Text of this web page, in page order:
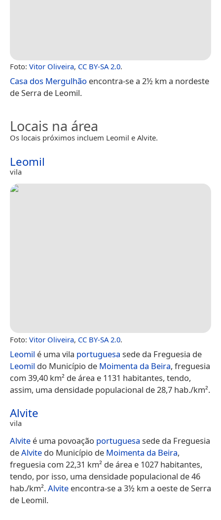
Foto: Vitor Oliveira, CC BY-SA 2.0.
Casa dos Mergulhão encontra-se a 2½ km a nordeste
de Serra de Leomil.
Locais na área
Os locais próximos incluem Leomil e Alvite.
Leomil
vila
Foto: Vitor Oliveira, CC BY-SA 2.0.
Leomil é uma vila portuguesa sede da Freguesia de
Leomil do Município de Moimenta da Beira, freguesia
com 39,40 km² de área e 1131 habitantes, tendo,
assim, uma densidade populacional de 28,7 hab./km².
Alvite
vila
Alvite é uma povoação portuguesa sede da Freguesia
deAlvite do Município de Moimenta da Beira,
freguesia com 22,31 km² de área e 1027 habitantes,
tendo, por isso, uma densidade populacional de 46
hab./km².Alvite encontra-se a 3½ km a oeste de Serra
de Leomil.